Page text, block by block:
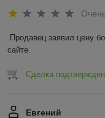
Продавец заявил цену
сайте.
Сделка
Евгений